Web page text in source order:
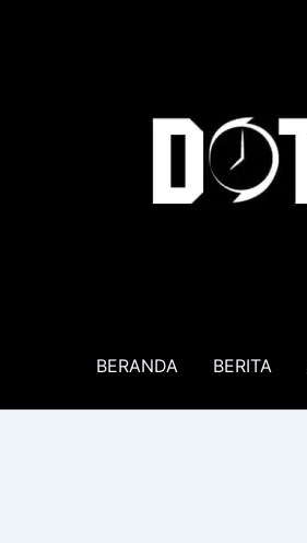
BERANDA BERITA